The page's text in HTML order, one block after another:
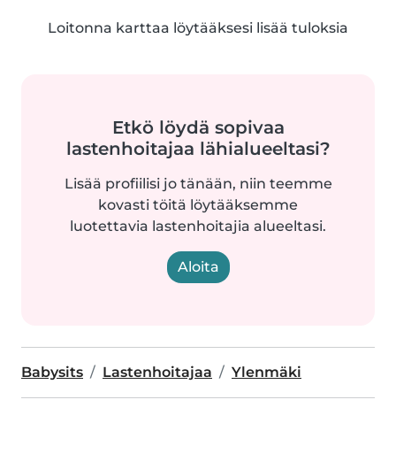
Loitonna karttaa löytääksesi lisää tuloksia
Etkö löydä sopivaa
lastenhoitajaa lähialueeltasi?
Lisää profiilisi jo tänään, niin teemme
kovasti töitä löytääksemme
luotettavia lastenhoitajia alueeltasi.
Aloita
Babysits Lastenhoitajaa Ylenmäki